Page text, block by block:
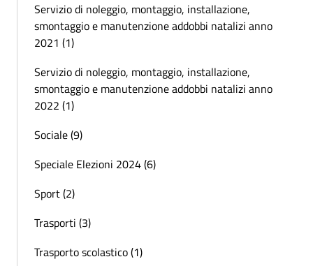
Servizio di noleggio, montaggio, installazione,
smontaggio e manutenzione addobbi natalizi anno
2021 (1)
Servizio di noleggio, montaggio, installazione,
smontaggio e manutenzione addobbi natalizi anno
2022 (1)
Sociale (9)
Speciale Elezioni 2024 (6)
Sport (2)
Trasporti (3)
Trasporto scolastico (1)